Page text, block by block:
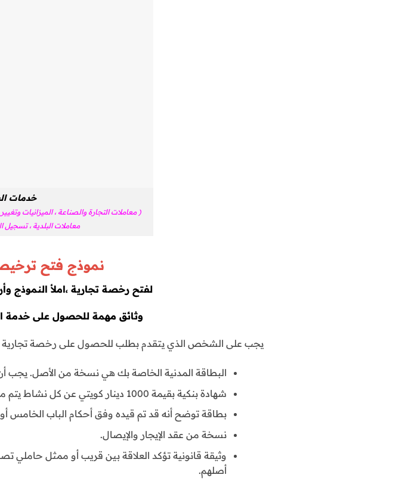
خدمات
( معاملات التجارة والصناعة ، الميزانيات
معاملات البلدية ، تسجيل
نموذج فتح
لفتح رخصة تجارية ،املأ النموذج
وثائق مهمة للحصول على خدمة
يجب على الشخص الذي يتقدم بطلب للحصول على رخصة تجارية
البطاقة المدنية الخاصة بك هي نسخة من الأصل. يجب
شهادة بنكية بقيمة 1000 دينار كويتي عن كل نشاط يتم مزاولته.
بطاقة توضح أنه قد تم قيده وفق أحكام الباب الخامس
نسخة من عقد الإيجار والإيصال.
وثيقة قانونية تؤكد العلاقة بين قريب أو ممثل حاملي
أصلهم.